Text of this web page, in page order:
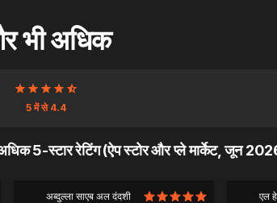
भी अधिक
5 में से 4.4
5-स्टार रेटिंग (ऐप स्टोर और प्ले मार्केट, जून
अब्दुल्ला साएब अल दंदशी एल